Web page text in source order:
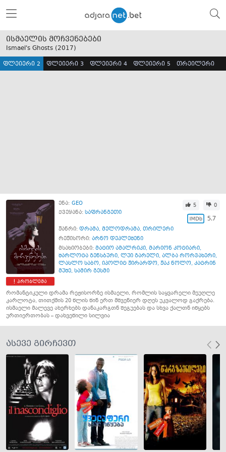
ისმაელის მოჩვენებები
Ismael's Ghosts (2017)
ფლეიერი 2 ფლეიერი 3 ფლეიერი 4 ფლეიერი 5 თრეილერი
პრობლემა
ენა: GEO
ქვეყანა: საფრანგეთი
5 0
5.7
ჟანრი: დრამა, მელოდრამა, თრილერი
რეჟისორი: არნო დეპლეშენი
მსახიობები: მატიო ამალრიკი, მარიონ კოტიარი,
შარლოტა გენსბური, ლუი გარელი, ალბა რორვახერი,
ლასლო საბო, იპოლიტ ჟირარდო, ჟაკ ნოლო, კატრინ
მუშე, სამირ გესმი
რომანტიკული დრამა რეჟისორზე ისმაელი, რომლის საყვარელი მეუღლე
კარლოტა, თითქმის 20 წლის წინ ერთ მშვენიერ დღეს უკვალოდ გაქრება.
ისმაელი მალევე ახერხებს დანაკარგთნ შეგუებას და სხვა ქალთნ იწყებს
ურთიერთობას – დახვეწილი სილვია
ასევე გირჩევთ